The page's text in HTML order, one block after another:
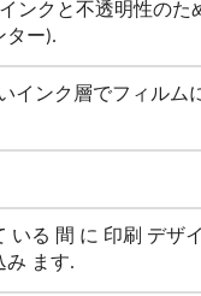
インクと不透明性のた
ター).
インク層でフィルム
いる 間 に 印刷 デザ
み ます.